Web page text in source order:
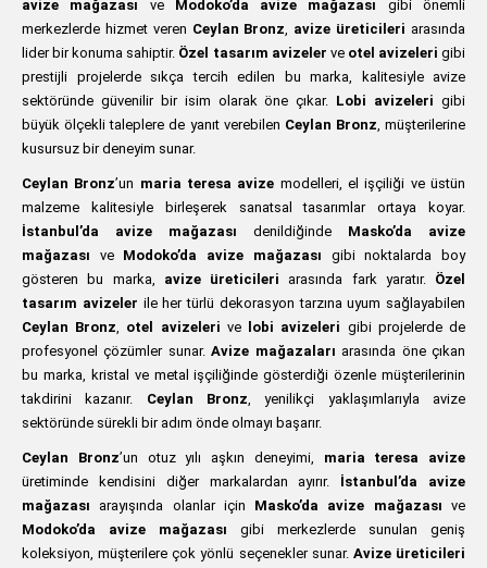
avize mağazası ve Modoko’da avize mağazası gibi önemli
merkezlerde hizmet veren Ceylan Bronz, avize üreticileri arasında
lider bir konuma sahiptir. Özel tasarım avizeler ve otel avizeleri gibi
prestijli projelerde sıkça tercih edilen bu marka, kalitesiyle avize
sektöründe güvenilir bir isim olarak öne çıkar. Lobi avizeleri gibi
büyük ölçekli taleplere de yanıt verebilen Ceylan Bronz, müşterilerine
kusursuz bir deneyim sunar.
Ceylan Bronz’un maria teresa avize modelleri, el işçiliği ve üstün
malzeme kalitesiyle birleşerek sanatsal tasarımlar ortaya koyar.
İstanbul’da avize mağazası denildiğinde Masko’da avize
mağazası ve Modoko’da avize mağazası gibi noktalarda boy
gösteren bu marka, avize üreticileri arasında fark yaratır. Özel
tasarım avizeler ile her türlü dekorasyon tarzına uyum sağlayabilen
Ceylan Bronz, otel avizeleri ve lobi avizeleri gibi projelerde de
profesyonel çözümler sunar.Avize mağazaları arasında öne çıkan
bu marka, kristal ve metal işçiliğinde gösterdiği özenle müşterilerinin
takdirini kazanır. Ceylan Bronz, yenilikçi yaklaşımlarıyla avize
sektöründe sürekli bir adım önde olmayı başarır.
Ceylan Bronz’un otuz yılı aşkın deneyimi, maria teresa avize
üretiminde kendisini diğer markalardan ayırır. İstanbul’da avize
mağazası arayışında olanlar için Masko’da avize mağazası ve
Modoko’da avize mağazası gibi merkezlerde sunulan geniş
koleksiyon, müşterilere çok yönlü seçenekler sunar. Avize üreticileri